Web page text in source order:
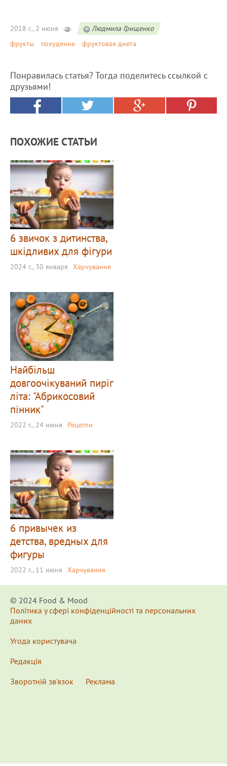
2018 г., 2 июня
Людмила Грищенко
фрукты
похудение фруктовая диета
Понравилась статья? Тогда поделитесь ссылкой с
друзьями!
ПОХОЖИЕ СТАТЬИ
6 звичок з дитинства,
шкідливих для фігури
2024 г., 30 января Харчування
Найбільш
довгоочікуваний пиріг
літа: "Абрикосовий
пінник"
2022 г., 24 июня Рецепти
6 привычек из
детства, вредных для
фигуры
2022 г., 11 июня Харчування
© 2024 Food & Мood
Політика у сфері конфіденційності та персональних
даних
Угода користувача
Редакція
Зворотній зв'язок
Реклама